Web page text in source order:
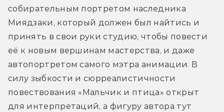
собирательным портретом наследника
Миядзаки, который должен был найтись и
принять в свои руки студию, чтобы повести
её к новым вершинам мастерства, и даже
автопортретом самого мэтра анимации. В
силу зыбкости и сюрреалистичности
повествования «Мальчик и птица» открыт
для интерпретаций, а фигуру автора тут